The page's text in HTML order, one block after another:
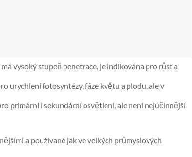
vysoký stupeň penetrace, je indikována pro růst a
urychlení fotosyntézy, fáze květu a plodu, ale v
primární i sekundární osvětlení, ale není nejúčinnější
a používané jak ve velkých průmyslových